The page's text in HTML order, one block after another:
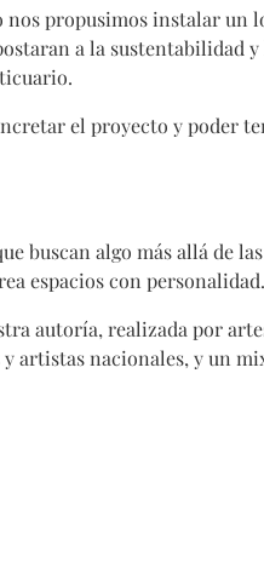
propusimos instalar un
a la sustentabilidad y
el proyecto y poder
buscan algo más allá de
espacios con personalidad.
autoría, realizada por
artistas nacionales, y un